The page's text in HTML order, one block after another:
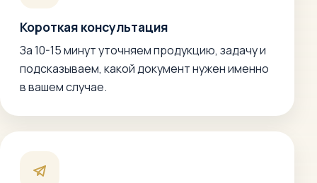
Короткая консультация
За 10-15 минут уточняем продукцию, задачу и
подсказываем, какой документ нужен именно
в вашем случае.